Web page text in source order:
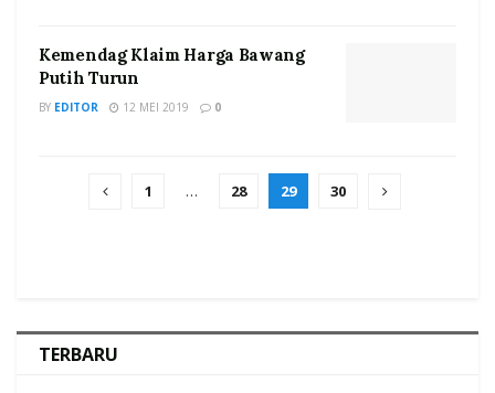
Kemendag Klaim Harga Bawang
Putih Turun
BY EDITOR 12 MEI 2019 0
1 … 28 29 30
TERBARU